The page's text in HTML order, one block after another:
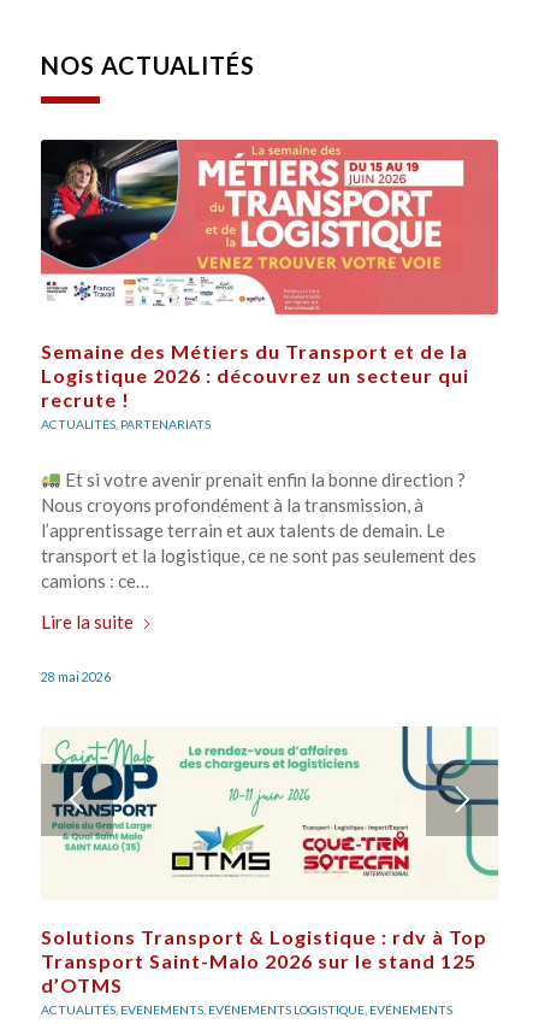
NOS ACTUALITÉS
Semaine des Métiers du Transport et de la
Logistique 2026 : découvrez un secteur qui
recrute !
ACTUALITÉS, PARTENARIATS
Et si votre avenir prenait enfin la bonne direction ?
Nous croyons profondément à la transmission, à
l’apprentissage terrain et aux talents de demain. Le
transport et la logistique, ce ne sont pas seulement des
camions : ce…
Lire la suite
28 mai 2026
Solutions Transport & Logistique : rdv à Top
Transport Saint-Malo 2026 sur le stand 125
d’OTMS
ACTUALITÉS, EVÉNEMENTS, EVÉNEMENTS LOGISTIQUE, EVÉNEMENTS